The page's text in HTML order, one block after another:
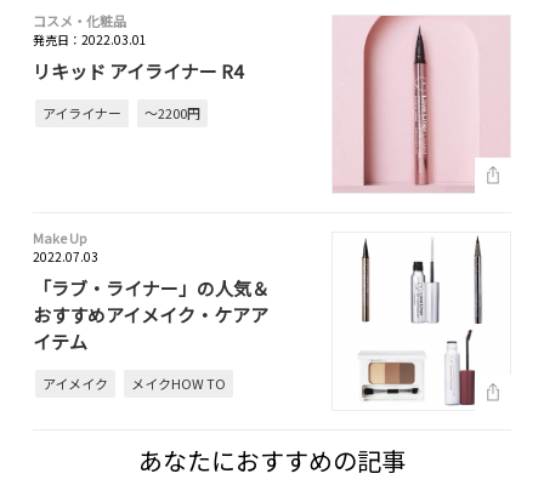
コスメ・化粧品
発売日：2022.03.01
リキッド アイライナー R4
アイライナー ～2200円
Make Up
2022.07.03
「ラブ・ライナー」の人気＆
おすすめアイメイク・ケアア
イテム
アイメイク メイクHOW TO
あなたにおすすめの記事